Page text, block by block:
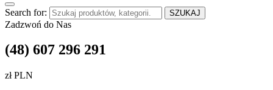
Search for: SZUKAJ
Zadzwoń do Nas
(48) 607 296 291
zł PLN